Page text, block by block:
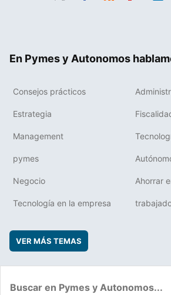
En Pymes y Autonomos
Consejos prácticos
Estrategia
Management
pymes
Negocio Ahorrar
Tecnología en la empresa
VER MÁS TEMAS